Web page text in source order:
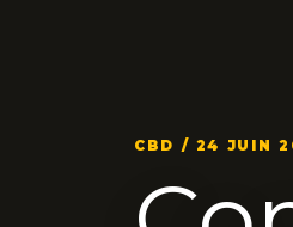
CBD / 24 JUIN